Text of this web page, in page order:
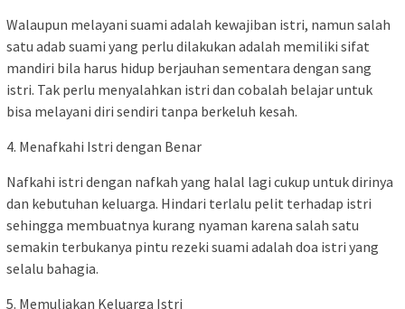
Walaupun melayani suami adalah kewajiban istri, namun salah
satu adab suami yang perlu dilakukan adalah memiliki sifat
mandiri bila harus hidup berjauhan sementara dengan sang
istri. Tak perlu menyalahkan istri dan cobalah belajar untuk
bisa melayani diri sendiri tanpa berkeluh kesah.
4. Menafkahi Istri dengan Benar
Nafkahi istri dengan nafkah yang halal lagi cukup untuk dirinya
dan kebutuhan keluarga. Hindari terlalu pelit terhadap istri
sehingga membuatnya kurang nyaman karena salah satu
semakin terbukanya pintu rezeki suami adalah doa istri yang
selalu bahagia.
5. Memuliakan Keluarga Istri